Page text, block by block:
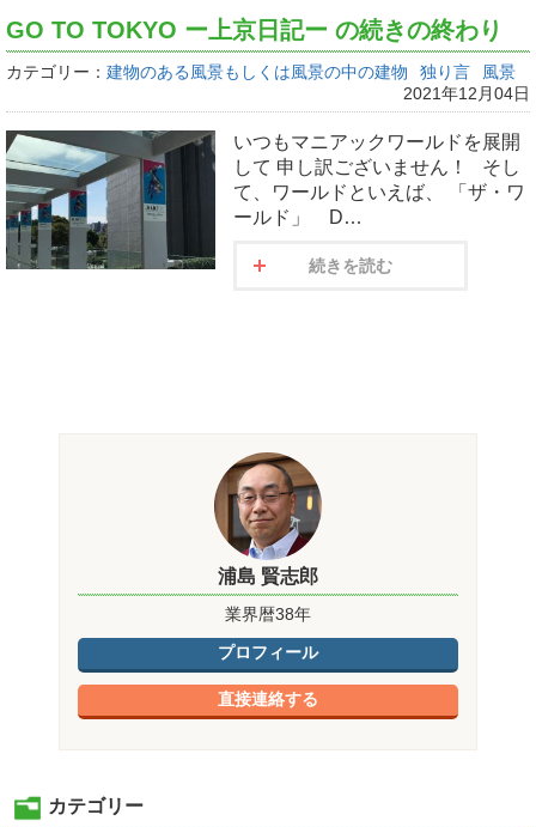
GO TO TOKYO ー上京日記ー の続きの終わり
カテゴリー： 建物のある風景もしくは風景の中の建物 独り言
風景
2021年12月04日
いつもマニアックワールドを展開
して 申し訳ございません！ そし
て、ワールドといえば、 「ザ・ワ
ールド」 D…
続きを読む
浦島 賢志郎
業界暦38年
プロフィール
直接連絡する
カテゴリー